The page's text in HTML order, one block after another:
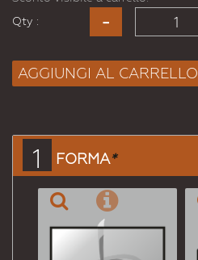
Qty :
AGGIUNGI AL CARRELLO
1 FORMA*